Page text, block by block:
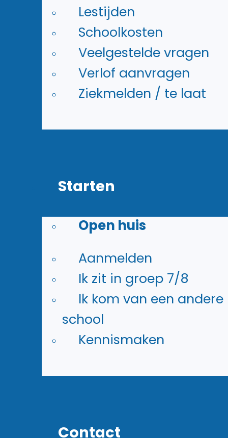
Lestijden
Schoolkosten
Veelgestelde vragen
Verlof aanvragen
Ziekmelden / te laat
Starten
Open huis
Aanmelden
Ik zit in groep 7/8
Ik kom van een andere
school
Kennismaken
Contact
je OneDrive van school
Word en andere MS Office
365 programma’s
Gebruikersnaam
(=schoolwachtwoord voor
schoolcomputers): Eigen
wachtwoord
Inloggen
Studiemeter
bijvoorbeeld 403123)